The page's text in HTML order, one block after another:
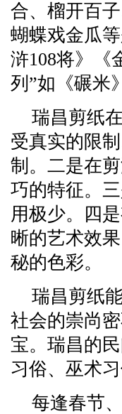
合、榴开百
蝴蝶戏金瓜
浒108将》《
列”如《碾米
瑞昌剪纸
受真实的限
制。二是在
巧的特征。
用极少。四
晰的艺术效
秘的色彩。
瑞昌剪纸
社会的崇尚
宝。瑞昌的
习俗、巫术
每逢春节